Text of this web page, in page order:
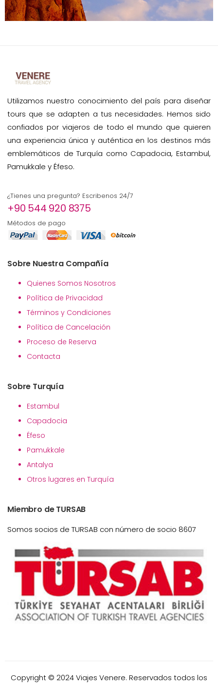
Utilizamos nuestro conocimiento del país para diseñar
tours que se adapten a tus necesidades. Hemos sido
confiados por viajeros de todo el mundo que quieren
una experiencia única y auténtica en los destinos más
emblemáticos de Turquía como Capadocia, Estambul,
Pamukkale y Éfeso.
¿Tienes una pregunta? Escribenos 24/7
+90 544 920 8375
Métodos de pago
Sobre Nuestra Compañía
Quienes Somos Nosotros
Política de Privacidad
Términos y Condiciones
Política de Cancelación
Proceso de Reserva
Contacta
Sobre Turquía
Estambul
Capadocia
Éfeso
Pamukkale
Antalya
Otros lugares en Turquía
Miembro de TURSAB
Somos socios de TURSAB con número de socio 8607
Copyright © 2024 Viajes Venere. Reservados todos los